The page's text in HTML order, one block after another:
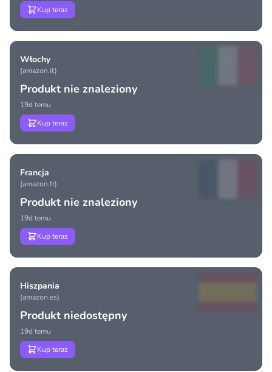
Kup teraz
Włochy
(amazon.it)
Produkt nie znaleziony
19d temu
Kup teraz
Francja
(amazon.fr)
Produkt nie znaleziony
19d temu
Kup teraz
Hiszpania
(amazon.es)
Produkt niedostępny
19d temu
Kup teraz